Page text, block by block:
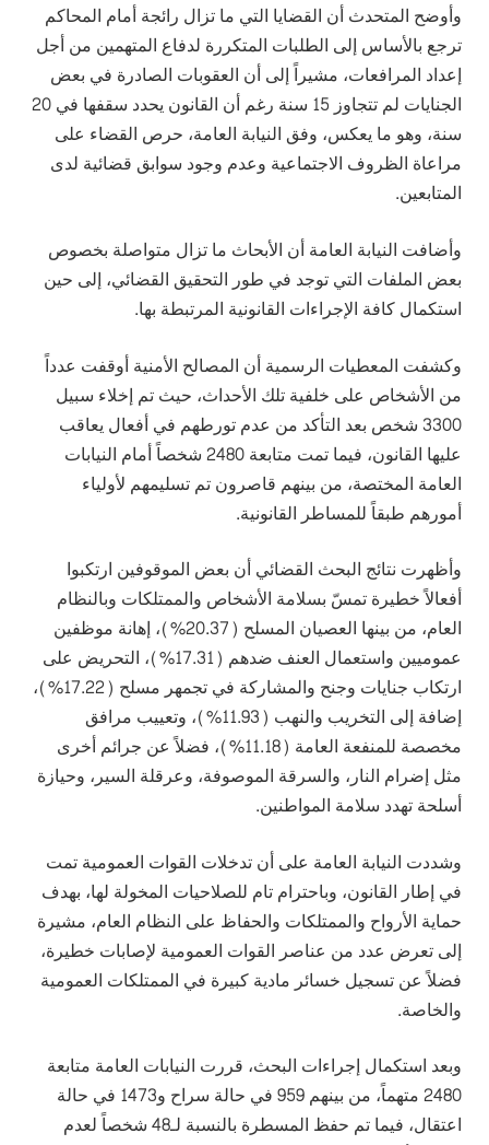
وأوضح المتحدث أن القضايا التي ما تزال رائجة أمام المحاكم
ترجع بالأساس إلى الطلبات المتكررة لدفاع المتهمين من أجل
إعداد المرافعات، مشيراً إلى أن العقوبات الصادرة في بعض
الجنايات لم تتجاوز 15 سنة رغم أن القانون يحدد سقفها في 20
سنة، وهو ما يعكس، وفق النيابة العامة، حرص القضاء على
مراعاة الظروف الاجتماعية وعدم وجود سوابق قضائية لدى
المتابعين.
وأضافت النيابة العامة أن الأبحاث ما تزال متواصلة بخصوص
بعض الملفات التي توجد في طور التحقيق القضائي، إلى حين
استكمال كافة الإجراءات القانونية المرتبطة بها.
وكشفت المعطيات الرسمية أن المصالح الأمنية أوقفت عدداً
من الأشخاص على خلفية تلك الأحداث، حيث تم إخلاء سبيل
3300 شخص بعد التأكد من عدم تورطهم في أفعال يعاقب
عليها القانون، فيما تمت متابعة 2480 شخصاً أمام النيابات
العامة المختصة، من بينهم قاصرون تم تسليمهم لأولياء
أمورهم طبقاً للمساطر القانونية.
وأظهرت نتائج البحث القضائي أن بعض الموقوفين ارتكبوا
أفعالاً خطيرة تمسّ بسلامة الأشخاص والممتلكات وبالنظام
العام، من بينها العصيان المسلح (20.37%)، إهانة موظفين
عموميين واستعمال العنف ضدهم (17.31%)، التحريض على
ارتكاب جنايات وجنح والمشاركة في تجمهر مسلح (17.22%)،
إضافة إلى التخريب والنهب (11.93%)، وتعييب مرافق
مخصصة للمنفعة العامة (11.18%)، فضلاً عن جرائم أخرى
مثل إضرام النار، والسرقة الموصوفة، وعرقلة السير، وحيازة
أسلحة تهدد سلامة المواطنين.
وشددت النيابة العامة على أن تدخلات القوات العمومية تمت
في إطار القانون، وباحترام تام للصلاحيات المخولة لها، بهدف
حماية الأرواح والممتلكات والحفاظ على النظام العام، مشيرة
إلى تعرض عدد من عناصر القوات العمومية لإصابات خطيرة،
فضلاً عن تسجيل خسائر مادية كبيرة في الممتلكات العمومية
والخاصة.
وبعد استكمال إجراءات البحث، قررت النيابات العامة متابعة
2480 متهماً، من بينهم 959 في حالة سراح و1473 في حالة
اعتقال، فيما تم حفظ المسطرة بالنسبة لـ48 شخصاً لعدم